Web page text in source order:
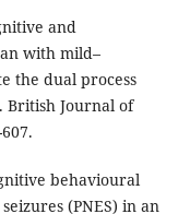
and
with mild–
the dual process
British Journal of
behavioural
(PNES) in an